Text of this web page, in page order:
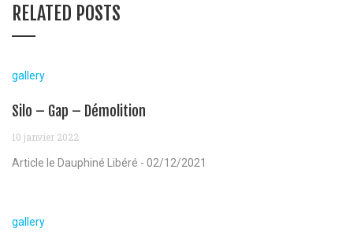
RELATED POSTS
gallery
Silo – Gap – Démolition
10 janvier 2022
Article le Dauphiné Libéré - 02/12/2021
gallery